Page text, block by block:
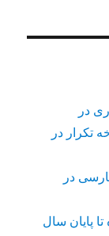
در
«پایتخت7» و چرخه تکرار در
در
پایان سال